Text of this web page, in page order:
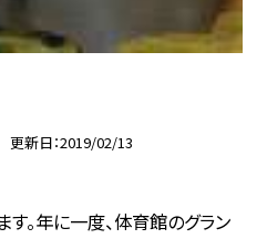
更新日 2019/02/13
す。年に一度、体育館のグラン